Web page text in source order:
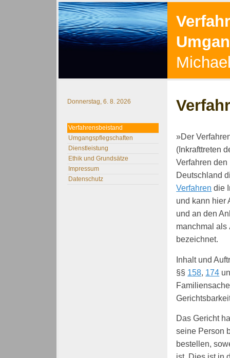
Donnerstag, 6. 8. 2026
Verfahrensbeistand
Umgangspflegschaften
Dienstleistung
Ethik und Grundsätze
Impressum
Datenschutz
»Der
(Inkrafttreten
Verfahren
Deutschland
Verfahren die
und kann hier
und an den
manchmal als
bezeichnet.
Inhalt und
§§ 158, 174
Das Gericht
seine Person
bestellen,